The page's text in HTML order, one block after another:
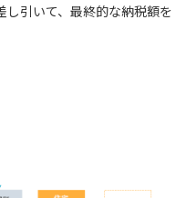
し引いて、最終的な納税額を